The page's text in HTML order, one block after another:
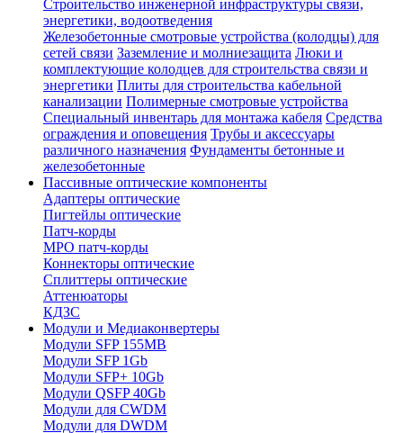
Строительство инженерной инфраструктуры связи,
энергетики, водоотведения
Железобетонные смотровые устройства (колодцы) для
сетей связи Заземление и молниезащита Люки и
комплектующие колодцев для строительства связи и
энергетики Плиты для строительства кабельной
канализации Полимерные смотровые устройства
Специальный инвентарь для монтажа кабеля Средства
ограждения и оповещения Трубы и аксессуары
различного назначения Фундаменты бетонные и
железобетонные
Пассивные оптические компоненты
Адаптеры оптические
Пигтейлы оптические
Патч-корды
MPO патч-корды
Коннекторы оптические
Сплиттеры оптические
Аттенюаторы
КДЗС
Модули и Медиаконвертеры
Модули SFP 155MB
Модули SFP 1Gb
Модули SFP+ 10Gb
Модули QSFP 40Gb
Модули для CWDM
Модули для DWDM